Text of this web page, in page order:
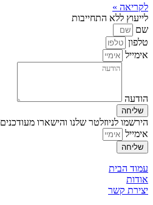
לקריאה »
לייעוץ ללא התחייבות
שם
טלפון
אימייל
הודעה
שליחה
הירשמו לניוזלטר שלנו והישארו מעודכנים
אימייל
שליחה
עמוד הבית
אודות
יצירת קשר